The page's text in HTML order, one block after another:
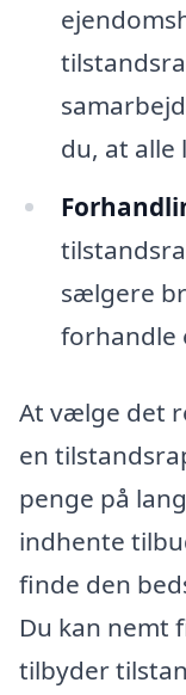
du, at alle
sælgere
forhandle
At vælge det
en
penge på
indhente
finde den
Du kan nemt
tilbyder